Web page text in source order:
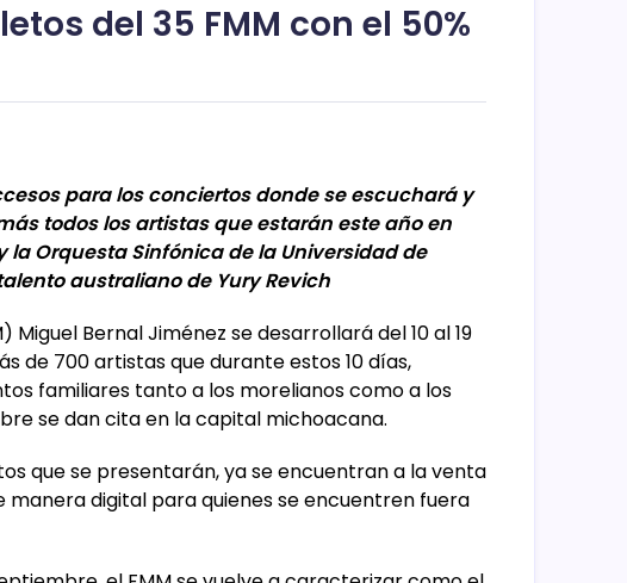
del 35 FMM con el 50%
para los conciertos donde se escuchará y
todos los artistas que estarán este año en
la Orquesta Sinfónica de la Universidad de
australiano de Yury Revich
Miguel Bernal Jiménez se desarrollará del 10 al 19
de 700 artistas que durante estos 10 días,
familiares tanto a los morelianos como a los
se dan cita en la capital michoacana.
que se presentarán, ya se encuentran a la venta
manera digital para quienes se encuentren fuera